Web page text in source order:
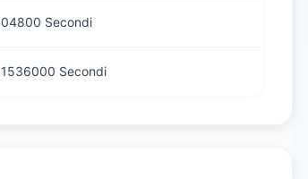
Secondi
Secondi